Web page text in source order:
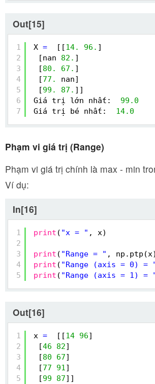
Out[15]
1
2
3
4
5
6
7
X = [[14. 96. ]
[nan 82. ]
[80. 67. ]
[77.
nan]
[99. 87. ]]
Giá trị lớn nhất: 99.0
Giá trị bé nhất: 14.0
Phạm vi giá trị (Range)
Phạm vi giá trị chính là max - min
Ví dụ:
In[16]
1
2
3
4
5
print ( "x = " , x)
print ( "Range = " ,
print ( "Range (axis = 0) =
print ( "Range (axis = 1) =
Out[16]
1
2
3
4
5
x = [[14 96]
[46 82]
[80 67]
[77 91]
[99 87]]